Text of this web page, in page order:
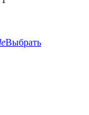
Выбрать